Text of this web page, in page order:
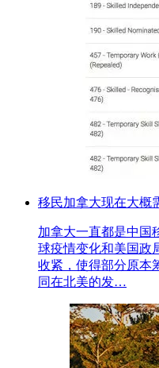
移民加拿大现在大概
加拿大一直都是中国
球疫情变化和美国政
收紧，使得部分原本
同在北美的发…